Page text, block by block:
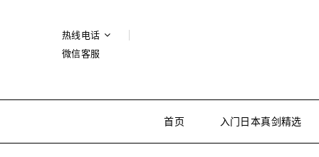
热线电话
微信客服
首页 入门日本真剑精选